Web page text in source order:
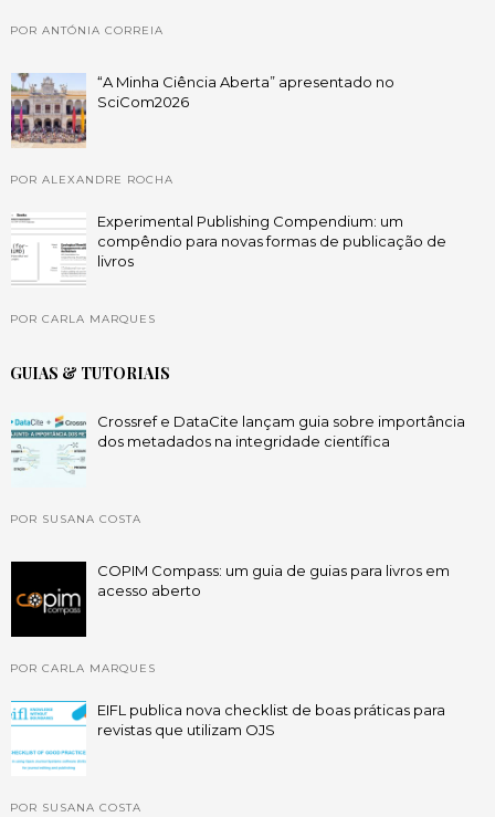
POR ANTÓNIA CORREIA
“A Minha Ciência Aberta” apresentado no
SciCom2026
POR ALEXANDRE ROCHA
Experimental Publishing Compendium: um
compêndio para novas formas de publicação de
livros
POR CARLA MARQUES
GUIAS & TUTORIAIS
Crossref e DataCite lançam guia sobre importância
dos metadados na integridade científica
POR SUSANA COSTA
COPIM Compass: um guia de guias para livros em
acesso aberto
POR CARLA MARQUES
EIFL publica nova checklist de boas práticas para
revistas que utilizam OJS
POR SUSANA COSTA